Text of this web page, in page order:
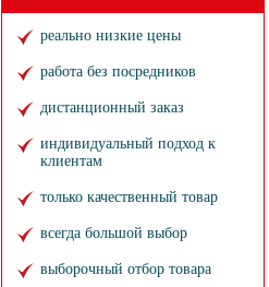
реально низкие цены
работа без посредников
дистанционный заказ
индивидуальный подход к
клиентам
только качественный товар
всегда большой выбор
выборочный отбор товара